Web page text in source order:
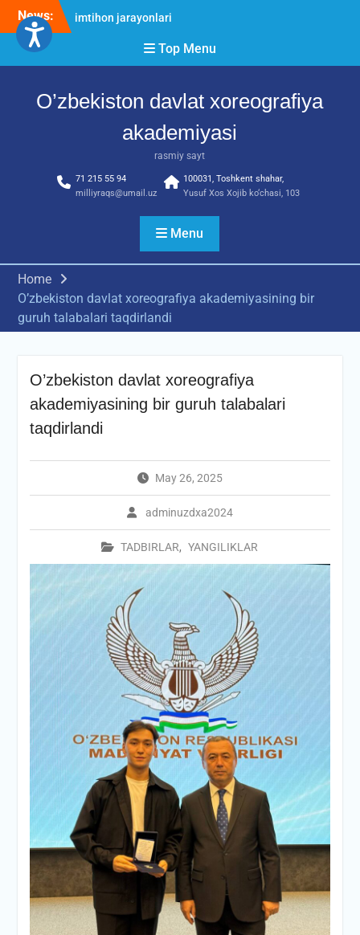
Skip
content
News:
O’ZBEKISTON DAVLAT
AKADEMIYASIDA
о‘tkazilgan kasbiy (ijodiy)
Diqqat e’lon!
imtihon jarayonlari
Top Menu
O’zbekiston davlat xoreografiya
akademiyasi
rasmiy sayt
71 215 55 94
milliyraqs@umail.uz
100031, Toshkent shahar,
Yusuf Xos Xojib ko‘chasi, 103
Menu
Home
O’zbekiston davlat xoreografiya akademiyasining bir
guruh talabalari taqdirlandi
O’zbekiston davlat xoreografiya
akademiyasining bir guruh talabalari
taqdirlandi
May 26, 2025
adminuzdxa2024
TADBIRLAR, YANGILIKLAR